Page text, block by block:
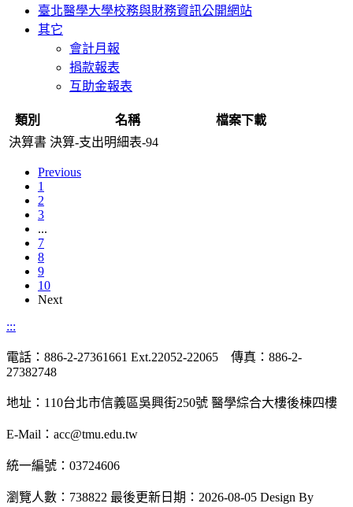
臺北醫學大學校務與財務資訊公開網站
其它
會計月報
捐款報表
互助金報表
類別 名稱
檔案下載
決算書 決算-支出明細表-94
Previous
1
2
3
...
7
8
9
10
Next
:::
電話：886-2-27361661 Ext.22052-22065 傳真：886-2-
27382748
地址：110台北市信義區吳興街250號 醫學綜合大樓後棟四樓
E-Mail：acc@tmu.edu.tw
統一編號：03724606
瀏覽人數：738822 最後更新日期：2026-08-05 Design By